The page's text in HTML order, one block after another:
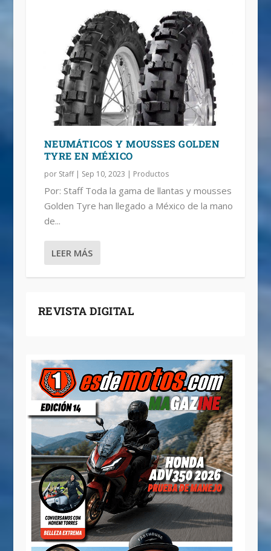
NEUMÁTICOS Y MOUSSES GOLDEN
TYRE EN MÉXICO
por Staff| Sep 10, 2023 | Productos
Por: Staff Toda la gama de llantas y mousses
Golden Tyre han llegado a México de la mano
de...
LEER MÁS
REVISTA DIGITAL